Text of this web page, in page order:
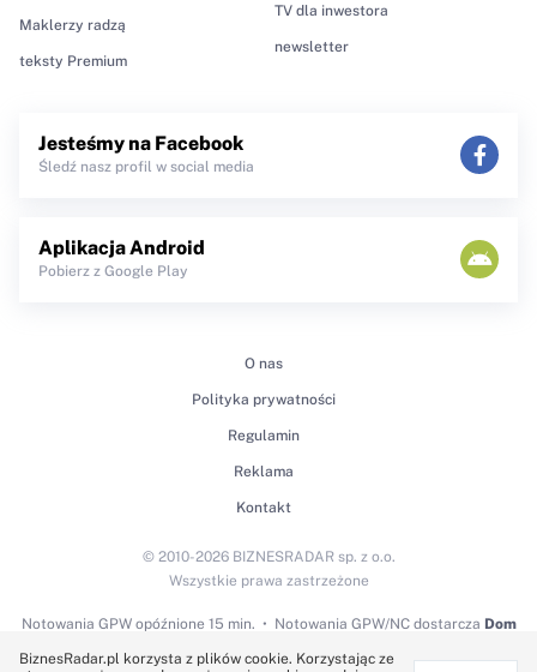
Maklerzy radzą
teksty Premium
TV dla inwestora
newsletter
Jesteśmy na Facebook
Śledź nasz profil w social media
Aplikacja Android
Pobierz z Google Play
O nas
Polityka prywatności
Regulamin
Reklama
Kontakt
Notowania GPWopóźnione 15 min. Notowania GPW/NC dostarcza Dom
© 2010-2026 BIZNESRADAR sp. z o.o.
Wszystkie prawa zastrzeżone
BiznesRadar.pl korzysta z plików cookie. Korzystając ze